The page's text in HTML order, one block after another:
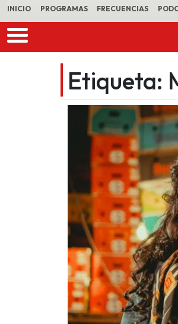
INICIO PROGRAMAS FRECUENCIAS
Etiqueta: